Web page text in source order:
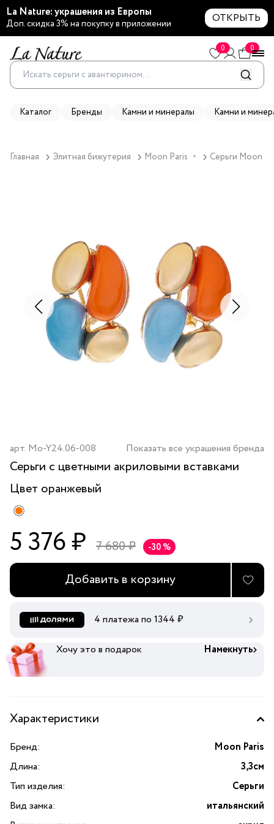
La Nature: украшения из Европы
Доп. скидка 3% на покупку в приложении ОТКРЫТЬ
0 0
Каталог Бренды Камни и минералы Камни и
Главная Элитная бижутерия Moon Paris ▼ Серьги Moon
арт. Mo-Y24.06-008 Показать все украшения бренда
Серьги с цветными акриловыми вставками
Цвет оранжевый
5 376 ₽ 7 680 ₽ -30 %
Добавить в корзину
4 платежа по 1344 ₽
Хочу это в подарок Намекнуть
Характеристики
Бренд:
Moon Paris
Длина:
3,3см
Тип изделия:
Серьги
Вид замка:
итальянский